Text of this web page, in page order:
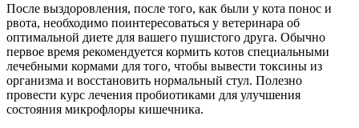
После выздоровления, после того, как были у кота понос и
рвота, необходимо поинтересоваться у ветеринара об
оптимальной диете для вашего пушистого друга. Обычно
первое время рекомендуется кормить котов специальными
лечебными кормами для того, чтобы вывести токсины из
организма и восстановить нормальный стул. Полезно
провести курс лечения пробиотиками для улучшения
состояния микрофлоры кишечника.